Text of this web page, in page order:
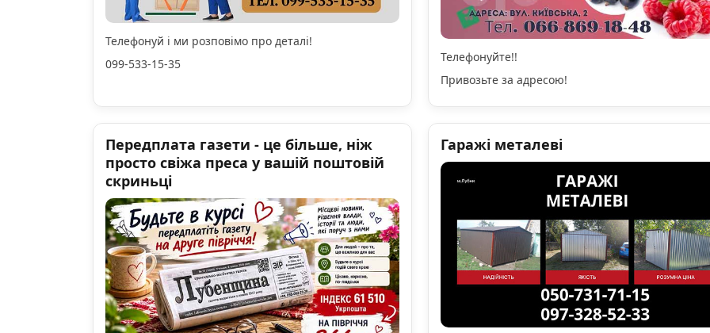
Телефонуй і ми розповімо про деталі!
099-533-15-35
Телефонуйте!!
Привозьте за адресою!
Передплата газети - це більше, ніж
просто свіжа преса у вашій поштовій
скриньці
Гаражі металеві